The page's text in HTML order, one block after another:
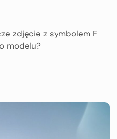
zdjęcie z symbolem F
modelu?